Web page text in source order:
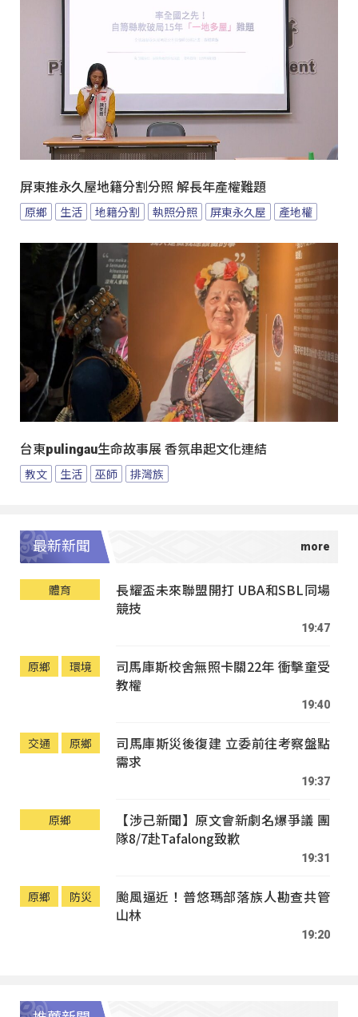
屏東推永久屋地籍分割分照 解長年產權難題
原鄉 生活 地籍分割 執照分照 屏東永久屋 產地權
台東pulingau生命故事展 香氛串起文化連結
教文 生活 巫師 排灣族
最新新聞
體育
長耀盃未來聯盟開打 UBA和SBL同場
競技
19:47
原鄉 環境
司馬庫斯校舍無照卡關22年 衝擊童受
教權
19:40
交通 原鄉
司馬庫斯災後復建 立委前往考察盤點
需求
19:37
原鄉
【涉己新聞】原文會新劇名爆爭議 團
隊8/7赴Tafalong致歉
19:31
原鄉 防災
颱風逼近！普悠瑪部落族人勘查共管
山林
19:20